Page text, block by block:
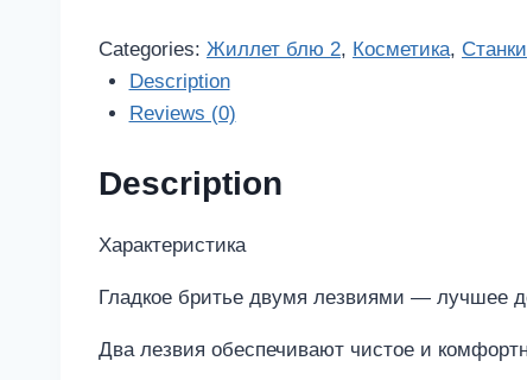
шт.
quantity
Categories: Жиллет блю 2, Косметика, Станки
Description
Reviews (0)
Description
Характеристика
Гладкое бритье двумя лезвиями — лучшее
Два лезвия обеспечивают чистое и